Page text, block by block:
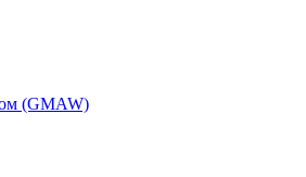
(GMAW)